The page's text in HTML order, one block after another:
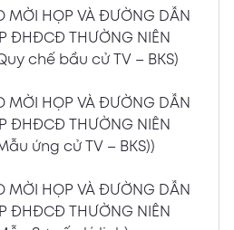
01/2024/NQ-HĐQT VỀ VIỆC
LẬP CÔNG TY TNHH ĐẦU
KÝ HOẠT ĐỘNG CHI
002
Xem PDF
MỜI HỌP VÀ ĐƯỜNG DẪN
ĐHĐCĐ THƯỜNG NIÊN
chế bầu cử TV – BKS)
MỜI HỌP VÀ ĐƯỜNG DẪN
ĐHĐCĐ THƯỜNG NIÊN
ứng cử TV – BKS))
MỜI HỌP VÀ ĐƯỜNG DẪN
ĐHĐCĐ THƯỜNG NIÊN